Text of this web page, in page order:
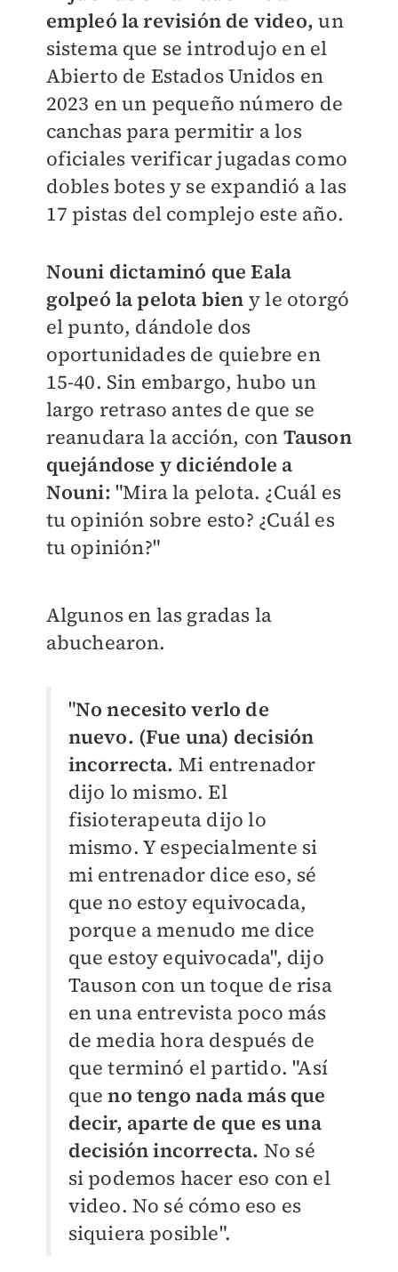
empleó la revisión de video, un
sistema que se introdujo en el
Abierto de Estados Unidos en
2023 en un pequeño número de
canchas para permitir a los
oficiales verificar jugadas como
dobles botes y se expandió a las
17 pistas del complejo este año.
Nouni dictaminó que Eala
golpeó la pelota bien y le otorgó
el punto, dándole dos
oportunidades de quiebre en
15-40. Sin embargo, hubo un
largo retraso antes de que se
reanudara la acción, con Tauson
quejándose y diciéndole a
Nouni: "Mira la pelota. ¿Cuál es
tu opinión sobre esto? ¿Cuál es
tu opinión?"
Algunos en las gradas la
abuchearon.
"No necesito verlo de
nuevo. (Fue una) decisión
incorrecta. Mi entrenador
dijo lo mismo. El
fisioterapeuta dijo lo
mismo. Y especialmente si
mi entrenador dice eso, sé
que no estoy equivocada,
porque a menudo me dice
que estoy equivocada", dijo
Tauson con un toque de risa
en una entrevista poco más
de media hora después de
que terminó el partido. "Así
queno tengo nada más que
decir, aparte de que es una
decisión incorrecta. No sé
si podemos hacer eso con el
video. No sé cómo eso es
siquiera posible".